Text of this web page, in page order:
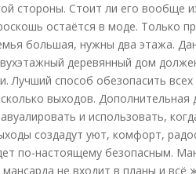
стороны. Стоит ли его вообще
остаётся в моде. Только
большая, нужны два этажа.
деревянный дом
Лучший способ обезопасить
выходов. Дополнительная
и использовать,
создадут уют, комфорт,
по-настоящему безопасным.
не входит в планы и всё